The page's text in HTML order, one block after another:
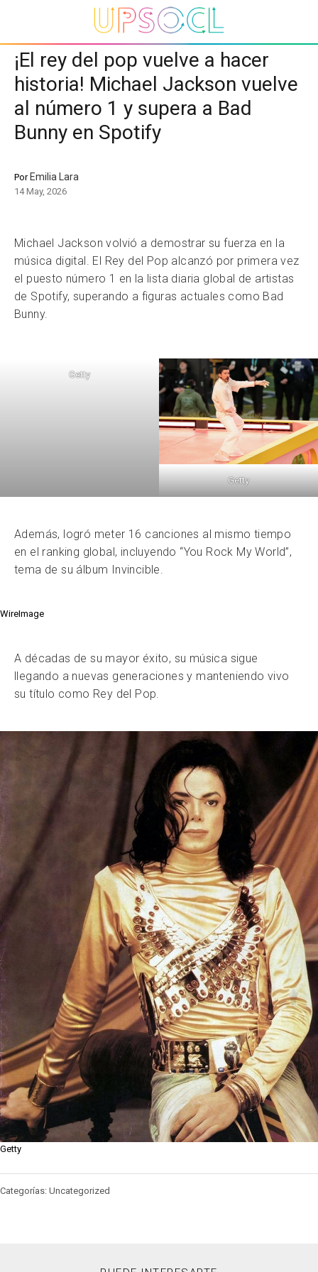
¡El rey del pop vuelve a hacer
historia! Michael Jackson vuelve
al número 1 y supera a Bad
Bunny en Spotify
Por Emilia Lara
14 May, 2026
Michael Jackson volvió a demostrar su fuerza en la
música digital. El Rey del Pop alcanzó por primera vez
el puesto número 1 en la lista diaria global de artistas
de Spotify, superando a figuras actuales como Bad
Bunny.
Getty
Getty
Además, logró meter 16 canciones al mismo tiempo
en el ranking global, incluyendo “You Rock My World”,
tema de su álbum Invincible.
WireImage
A décadas de su mayor éxito, su música sigue
llegando a nuevas generaciones y manteniendo vivo
su título como Rey del Pop.
Getty
Categorías: Uncategorized